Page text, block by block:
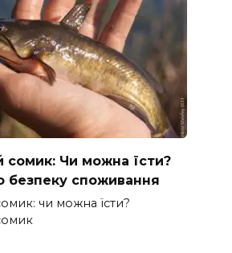
сомик: Чи можна їсти?
безпеку споживання
чи можна їсти?